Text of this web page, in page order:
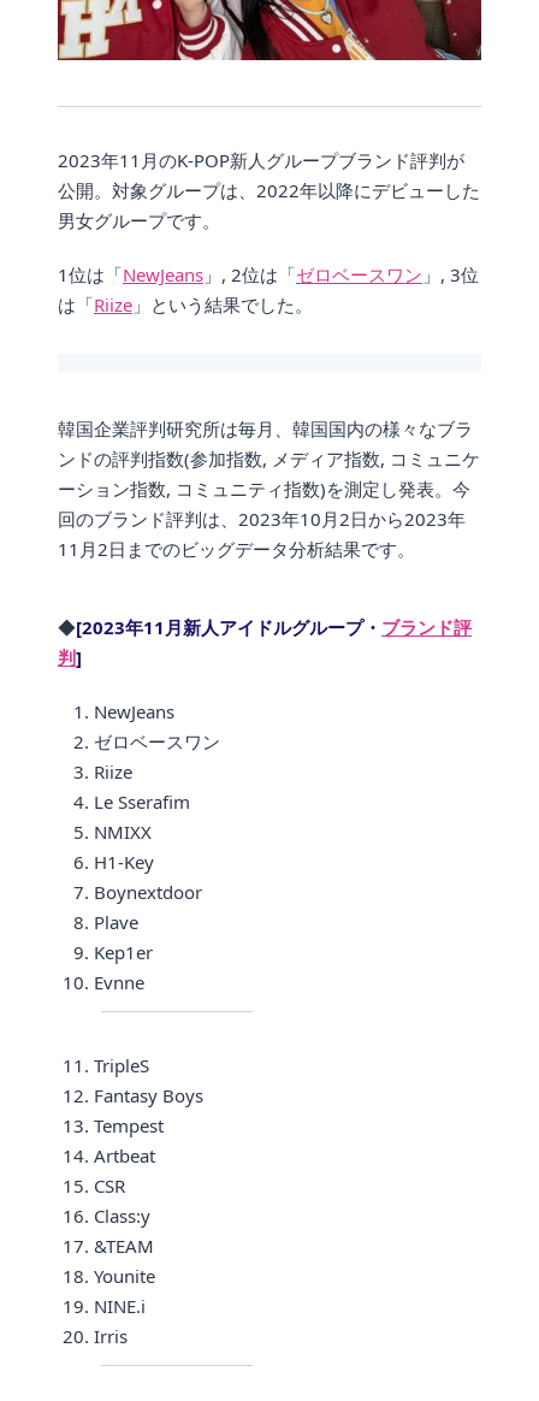
2023年11月のK-POP新人グループブランド評判が
公開。対象グループは、2022年以降にデビューした
男女グループです。
1位は「NewJeans 」, 2位は「ゼロベースワン 」, 3位
は「Riize 」という結果でした。
韓国企業評判研究所は毎月、韓国国内の様々なブラ
ンドの評判指数(参加指数, メディア指数, コミュニケ
ーション指数, コミュニティ指数)を測定し発表。今
回のブランド評判は、2023年10月2日から2023年
11月2日までのビッグデータ分析結果です。
◆[2023年11月新人アイドルグループ・ ブランド評
判]
NewJeans
ゼロベースワン
Riize
Le Sserafim
NMIXX
H1-Key
Boynextdoor
Plave
Kep1er
Evnne
TripleS
Fantasy Boys
Tempest
Artbeat
CSR
Class:y
&TEAM
Younite
NINE.i
Irris